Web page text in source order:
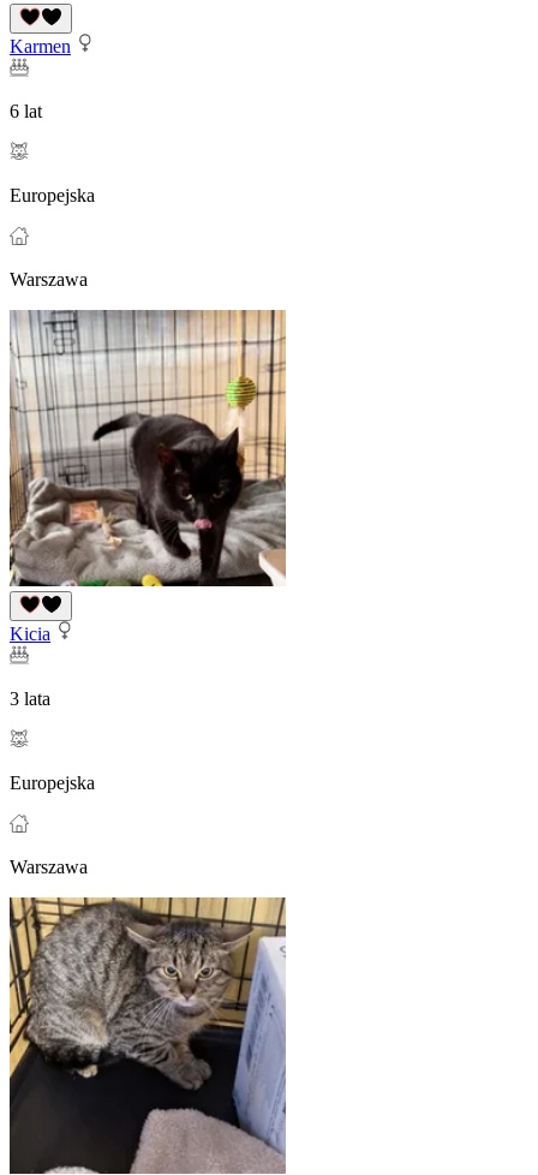
Karmen
6 lat
Europejska
Warszawa
Kicia
3 lata
Europejska
Warszawa